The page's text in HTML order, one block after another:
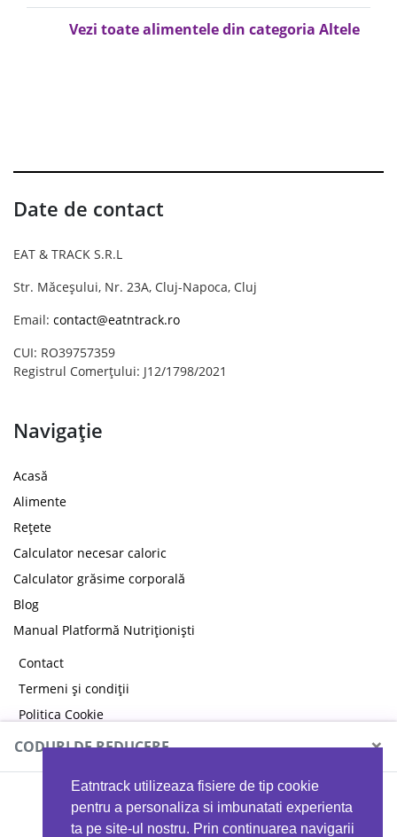
Eatntrack utilizeaza fisiere de tip cookie
pentru a personaliza si imbunatati experienta
ta pe site-ul nostru. Prin continuarea navigarii
Vezi toate alimentele din categoria Altele
Date de contact
EAT & TRACK S.R.L
Str. Măceșului, Nr. 23A, Cluj-Napoca, Cluj
Email: contact@eatntrack.ro
CUI: RO39757359
Registrul Comerțului: J12/1798/2021
Navigație
Acasă
Alimente
Rețete
Calculator necesar caloric
Calculator grăsime corporală
Blog
Manual Platformă Nutriționiști
Contact
Termeni și condiții
Politica Cookie
Politica de confidențialitate
CODURI DE REDUCERE ×
MYPROTEIN